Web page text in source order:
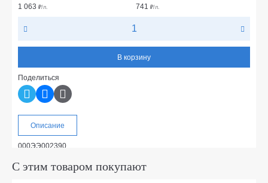
1 063 ₽/л. 741 ₽/л.
В корзину
Поделиться
Описание
000ЭЭ002390
С этим товаром покупают